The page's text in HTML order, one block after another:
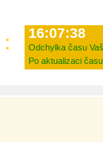
16:07:38
Odchylka času
Po aktualizaci